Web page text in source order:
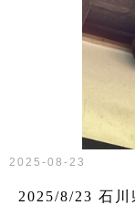
2025-08-23
2025/8/23 石川